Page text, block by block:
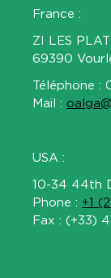
France :
ZI LES
69390
Téléphone :
Mail :
USA :
10-34 44th
Phone : +1
Fax : (+33)